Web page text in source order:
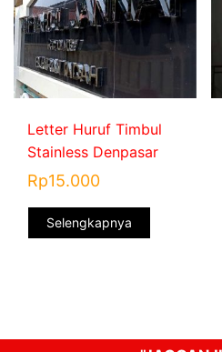
Letter Huruf Timbul
Stainless Denpasar
Rp15.000
Selengkapnya